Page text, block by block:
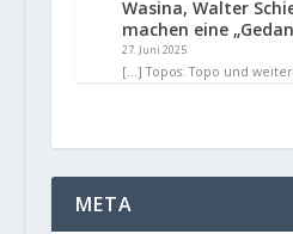
Wasina, Walter
machen eine
27. Juni 2025
[…] Topos: Topo und
META